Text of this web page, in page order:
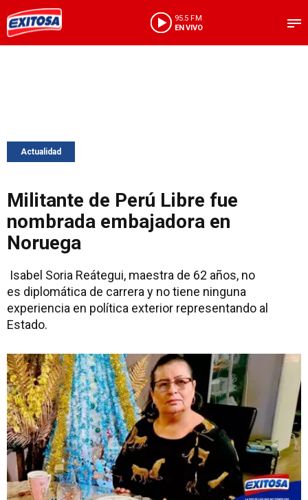
95.5 FM
EN VIVO
Actualidad
Militante de Perú Libre fue
nombrada embajadora en
Noruega
Isabel Soria Reátegui, maestra de 62 años, no
es diplomática de carrera y no tiene ninguna
experiencia en política exterior representando al
Estado.